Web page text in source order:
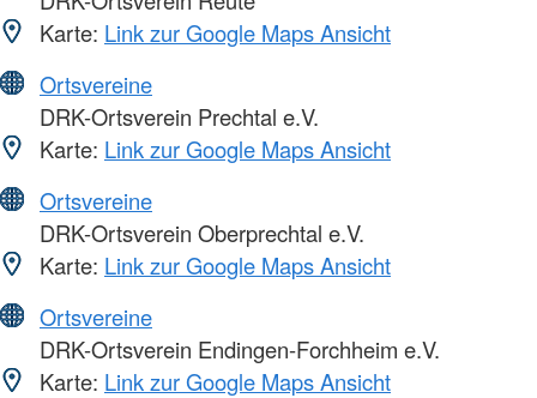
Karte: Link zur Google Maps Ansicht
Ortsvereine
DRK-Ortsverein Prechtal e.V.
Karte: Link zur Google Maps Ansicht
Ortsvereine
DRK-Ortsverein Oberprechtal e.V.
Karte: Link zur Google Maps Ansicht
Ortsvereine
DRK-Ortsverein Endingen-Forchheim e.V.
Karte: Link zur Google Maps Ansicht